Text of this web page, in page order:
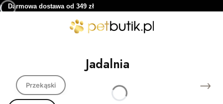
Darmowa dostawa od 349 zł
Jadalnia
Przekąski